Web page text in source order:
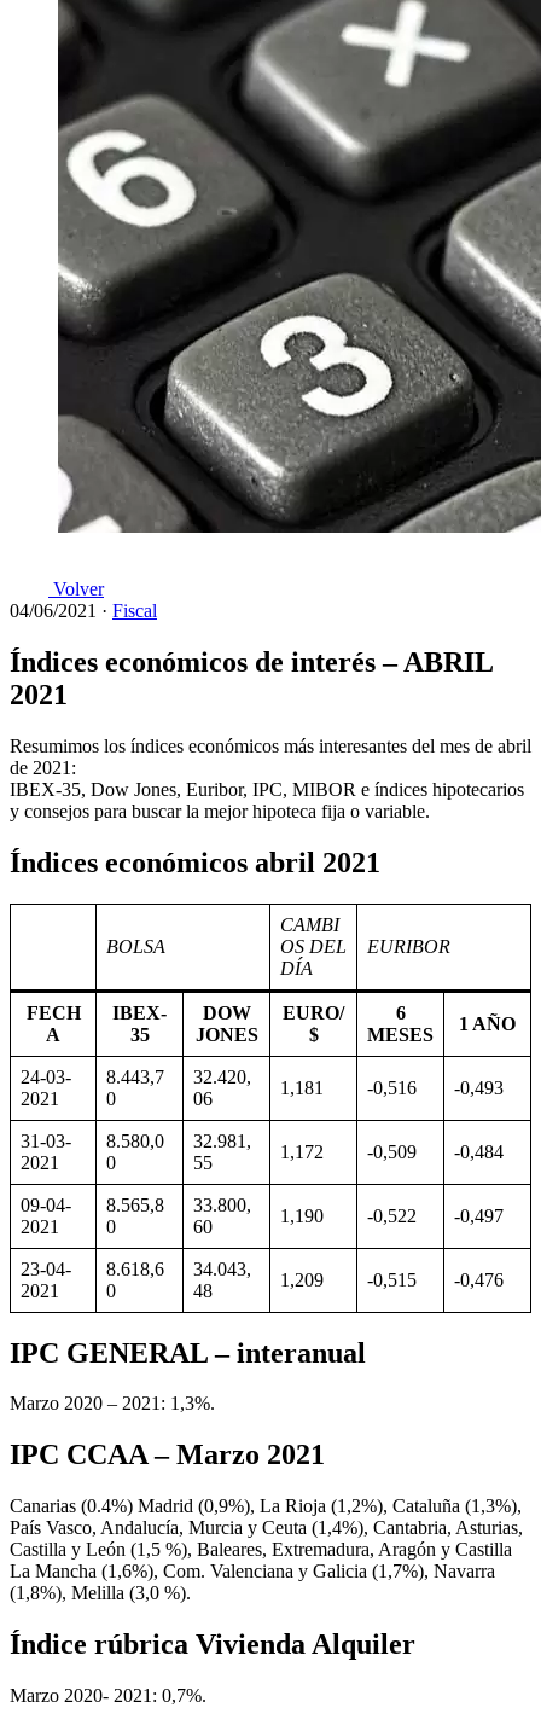
Volver
04/06/2021 · Fiscal
Índices económicos de interés – ABRIL
2021
Resumimos los índices económicos más interesantes del mes de abril
de 2021:
IBEX-35, Dow Jones, Euribor, IPC, MIBOR e índices hipotecarios
y consejos para buscar la mejor hipoteca fija o variable.
Índices económicos abril 2021
BOLSA
CAMBI
OS DEL
DÍA
EURIBOR
FECH
A
IBEX-
35
DOW
JONES
EURO/
$
6
MESES
1 AÑO
24-03-
2021
8.443,7
0
32.420,
06
1,181 -0,516 -0,493
31-03-
2021
8.580,0
0
32.981,
55
1,172 -0,509 -0,484
09-04-
2021
8.565,8
0
33.800,
60
1,190 -0,522 -0,497
23-04-
2021
8.618,6
0
34.043,
48
1,209 -0,515 -0,476
IPC GENERAL – interanual
Marzo 2020 – 2021: 1,3%.
IPC CCAA – Marzo 2021
Canarias (0.4%) Madrid (0,9%), La Rioja (1,2%), Cataluña (1,3%),
País Vasco, Andalucía, Murcia y Ceuta (1,4%), Cantabria, Asturias,
Castilla y León (1,5 %), Baleares, Extremadura, Aragón y Castilla
La Mancha (1,6%), Com. Valenciana y Galicia (1,7%), Navarra
(1,8%), Melilla (3,0 %).
Índice rúbrica Vivienda Alquiler
Marzo 2020- 2021: 0,7%.